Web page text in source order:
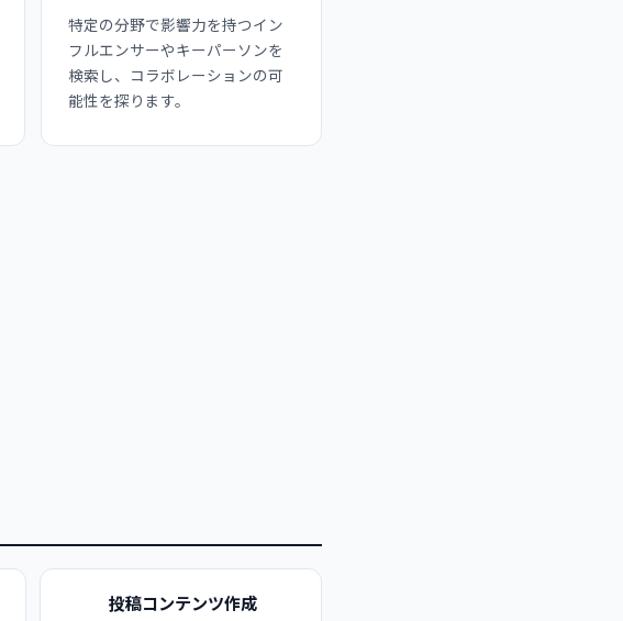
特定の分野で影響力を持つイン
フルエンサーやキーパーソンを
検索し、コラボレーションの可
能性を探ります。
投稿コンテンツ作成